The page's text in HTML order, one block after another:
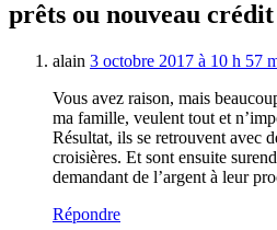
prêts ou nouveau crédit
alain 3 octobre 2017 à 10 h 57
Vous avez raison, mais
ma famille, veulent tout et
Résultat, ils se retrouvent avec
croisières. Et sont ensuite
demandant de l’argent à leur
Répondre